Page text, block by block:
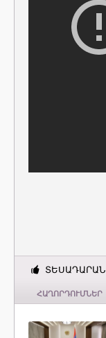
ՏԵՍԱԴԱՐԱՆ
ՀԱՂՈՐԴՈՒՄՆԵՐ